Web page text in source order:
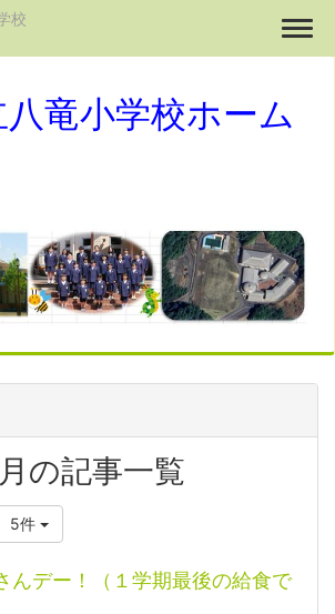
校
八竜小学校ホーム
の記事一覧
5件
んデー！（１学期最後の給食で